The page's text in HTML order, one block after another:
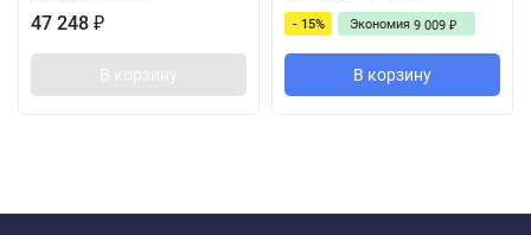
47 248 ₽
В корзину
- 15% Экономия 9 009 ₽
В корзину